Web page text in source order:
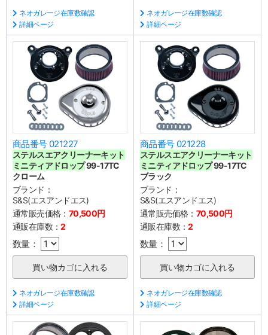
ネオガレージ在庫数確認
詳細ページ
ネオガレージ在庫数確認
詳細ページ
商品番号 021227
ステルスエアクリーナーキット
ミニティアドロップ99-17TC
クローム
ブランド：
S&S(エスアンドエス)
通常販売価格： 70,500円
通販在庫数：2
数量：
ネオガレージ在庫数確認
詳細ページ
商品番号 021228
ステルスエアクリーナーキット
ミニティアドロップ99-17TC
ブラック
ブランド：
S&S(エスアンドエス)
通常販売価格： 70,500円
通販在庫数：2
数量：
ネオガレージ在庫数確認
詳細ページ